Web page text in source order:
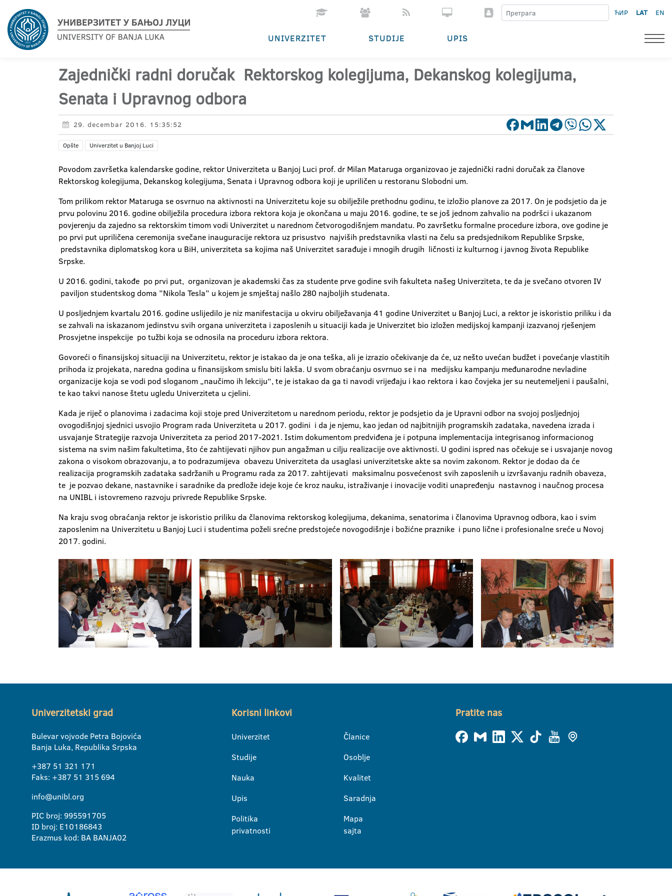
ЋИР LAT EN
UNIVERZITET STUDIJE UPIS
Zajednički radni doručak Rektorskog kolegijuma, Dekanskog kolegijuma,
Senata i Upravnog odbora
29. decembar 2016. 15:35:52
Opšte Univerzitet u Banjoj Luci
Povodom završetka kalendarske godine, rektor Univerziteta u Banjoj Luci prof. dr Milan Mataruga organizovao je zajednički radni doručak za članove
Rektorskog kolegijuma, Dekanskog kolegijuma, Senata i Upravnog odbora koji je upriličen u restoranu Slobodni um.
Tom prilikom rektor Mataruga se osvrnuo na aktivnosti na Univerzitetu koje su obilježile prethodnu godinu, te izložio planove za 2017. On je podsjetio da je
prvu polovinu 2016. godine obilježila procedura izbora rektora koja je okončana u maju 2016. godine, te se još jednom zahvalio na podršci i ukazanom
povjerenju da zajedno sa rektorskim timom vodi Univerzitet u narednom četvorogodišnjem mandatu. Po završetku formalne procedure izbora, ove godine je
po prvi put upriličena ceremonija svečane inauguracije rektora uz prisustvo najviših predstavnika vlasti na čelu sa predsjednikom Republike Srpske,
predstavnika diplomatskog kora u BiH, univerziteta sa kojima naš Univerzitet sarađuje i mnogih drugih ličnosti iz kulturnog i javnog života Republike
Srpske.
U 2016. godini, takođe po prvi put, organizovan je akademski čas za studente prve godine svih fakulteta našeg Univerziteta, te da je svečano otvoren IV
paviljon studentskog doma ”Nikola Tesla” u kojem je smještaj našlo 280 najboljih studenata.
U posljednjem kvartalu 2016. godine uslijedilo je niz manifestacija u okviru obilježavanja 41 godine Univerzitet u Banjoj Luci, a rektor je iskoristio priliku i da
se zahvali na iskazanom jedinstvu svih organa univerziteta i zaposlenih u situaciji kada je Univerzitet bio izložen medijskoj kampanji izazvanoj rješenjem
Prosvjetne inspekcije po tužbi koja se odnosila na proceduru izbora rektora.
Govoreći o finansijskoj situaciji na Univerzitetu, rektor je istakao da je ona teška, ali je izrazio očekivanje da će, uz nešto uvećan budžet i povećanje vlastitih
prihoda iz projekata, naredna godina u finansijskom smislu biti lakša. U svom obraćanju osvrnuo se i na medijsku kampanju međunarodne nevladine
organizacije koja se vodi pod sloganom „naučimo ih lekciju“, te je istakao da ga ti navodi vrijeđaju i kao rektora i kao čovjeka jer su neutemeljeni i paušalni,
te kao takvi nanose štetu ugledu Univerziteta u cjelini.
Kada je riječ o planovima i zadacima koji stoje pred Univerzitetom u narednom periodu, rektor je podsjetio da je Upravni odbor na svojoj posljednjoj
ovogodišnjoj sjednici usvojio Program rada Univerziteta u 2017. godini i da je njemu, kao jedan od najbitnijih programskih zadataka, navedena izrada i
usvajanje Strategije razvoja Univerziteta za period 2017-2021. Istim dokumentom predviđena je i potpuna implementacija integrisanog informacionog
sistema na svim našim fakultetima, što će zahtijevati njihov pun angažman u cilju realizacije ove aktivnosti. U godini ispred nas očekuje se i usvajanje novog
zakona o visokom obrazovanju, a to podrazumijeva obavezu Univerziteta da usaglasi univerzitetske akte sa novim zakonom. Rektor je dodao da će
realizacija programskih zadataka sadržanih u Programu rada za 2017. zahtijevati maksimalnu posvećenost svih zaposlenih u izvršavanju radnih obaveza,
te je pozvao dekane, nastavnike i saradnike da predlože ideje koje će kroz nauku, istraživanje i inovacije voditi unapređenju nastavnog i naučnog procesa
na UNIBL i istovremeno razvoju privrede Republike Srpske.
Na kraju svog obraćanja rektor je iskoristio priliku da članovima rektorskog kolegijuma, dekanima, senatorima i članovima Upravnog odbora, kao i svim
zaposlenim na Univerzitetu u Banjoj Luci i studentima poželi srećne predstojeće novogodišnje i božićne praznike i puno lične i profesionalne sreće u Novoj
2017. godini.
Univerzitetski grad
Bulevar vojvode Petra Bojovića
Banja Luka, Republika Srpska
+387 51 321 171
Faks: +387 51 315 694
info@unibl.org
PIC broj: 995591705
ID broj: E10186843
Erazmus kod: BA BANJA02
Korisni linkovi
Univerzitet
Studije
Nauka
Upis
Politika
privatnosti
Članice
Osoblje
Kvalitet
Saradnja
Mapa
sajta
Pratite nas